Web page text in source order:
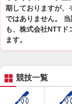
期しておりますが、
ではありません。
も、株式会社NTTド
ます。
競技一覧